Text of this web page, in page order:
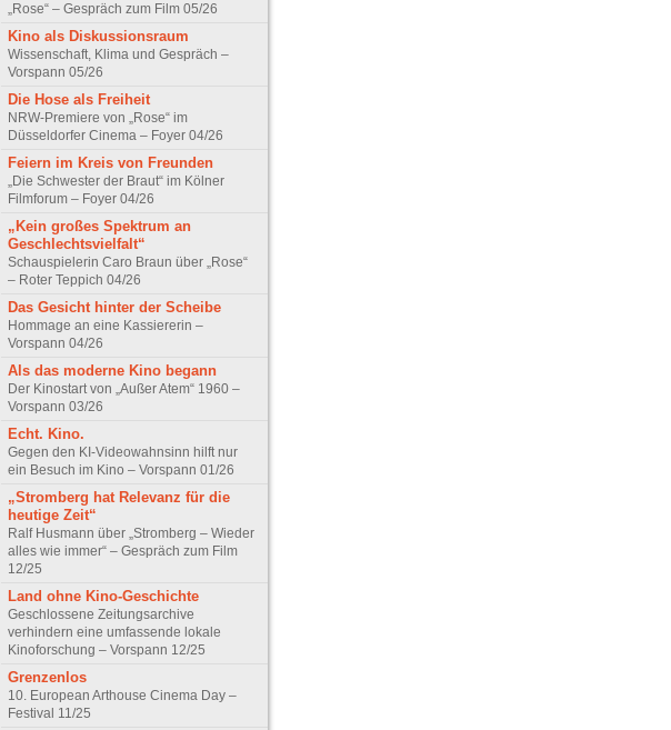
„Rose“ – Gespräch zum Film 05/26
Kino als Diskussionsraum
Wissenschaft, Klima und Gespräch –
Vorspann 05/26
Die Hose als Freiheit
NRW-Premiere von „Rose“ im
Düsseldorfer Cinema – Foyer 04/26
Feiern im Kreis von Freunden
„Die Schwester der Braut“ im Kölner
Filmforum – Foyer 04/26
„Kein großes Spektrum an
Geschlechtsvielfalt“
Schauspielerin Caro Braun über „Rose“
– Roter Teppich 04/26
Das Gesicht hinter der Scheibe
Hommage an eine Kassiererin –
Vorspann 04/26
Als das moderne Kino begann
Der Kinostart von „Außer Atem“ 1960 –
Vorspann 03/26
Echt. Kino.
Gegen den KI-Videowahnsinn hilft nur
ein Besuch im Kino – Vorspann 01/26
„Stromberg hat Relevanz für die
heutige Zeit“
Ralf Husmann über „Stromberg – Wieder
alles wie immer“ – Gespräch zum Film
12/25
Land ohne Kino-Geschichte
Geschlossene Zeitungsarchive
verhindern eine umfassende lokale
Kinoforschung – Vorspann 12/25
Grenzenlos
10. European Arthouse Cinema Day –
Festival 11/25